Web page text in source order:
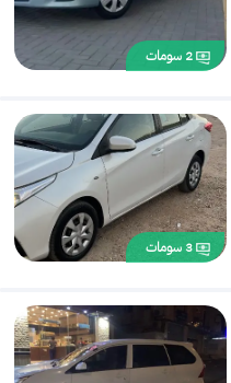
2 سومات
3 سومات